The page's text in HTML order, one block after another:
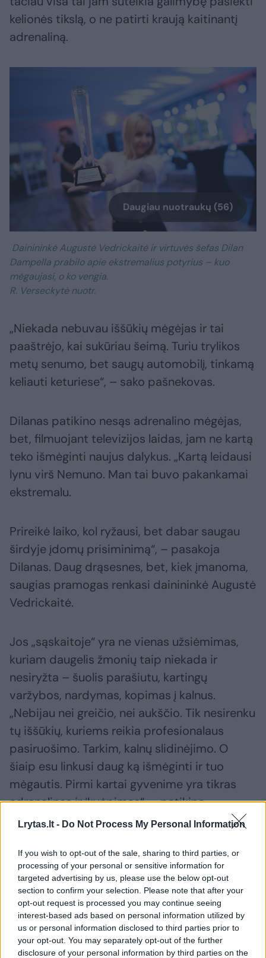
Lrytas.lt - Do Not Process My Personal Information
If you wish to opt-out of the sale, sharing to third parties, or
processing of your personal or sensitive information for
targeted advertising by us, please use the below opt-out
section to confirm your selection. Please note that after your
opt-out request is processed you may continue seeing
interest-based ads based on personal information utilized by
us or personal information disclosed to third parties prior to
your opt-out. You may separately opt-out of the further
disclosure of your personal information by third parties on the
kelionės tikslą, o ne patirti kraują kaitinantį
adrenaliną.
Daugiau nuotraukų (56)
Dainininkė Augustė Vedrickaitė ir virtuvės šefas Dilan
Dampella prabilo apie ekstremalius potyrius – kuo
mėgaujasi, o ko vengia.
R. Verseckytė nuotr.
„Niekada nebuvau iššūkių mėgėjas ir tai
paaštrėjo, kai sukūriau šeimą. Turiu trylikos
metų senumo, bet saugų automobilį, tinkamą
keliauti keturiese“, – sako pašnekovas.
Dilanas patikino nesąs adrenalino mėgėjas,
bet, filmuojant televizijos laidas, jam ne kartą
teko išmėginti naujus dalykus. „Kartą leidausi
lynu virš Nemuno. Man tai buvo pakankamai
ekstremalu.
Prireikė laiko, kol ryžausi, bet dabar saugau
širdyje įdomų prisiminimą“, – pasakoja
Dilanas. Daug drąsesnes, bet, kiek įmanoma,
saugias pramogas renkasi dainininkė Augustė
Vedrickaitė.
Jos „sąskaitoje“ yra ne vienas užsiėmimas,
kuriam daugelis žmonių taip niekada ir
nesiryžta – šuolis parašiutu, kartingų
varžybos, nardymas, kopimas į kalnus.
„Nebijau nei greičio, nei aukščio. Tik nesirenku
tų iššūkių, kuriems reikia profesionalaus
pasiruošimo. Tarkim, kalnų slidinėjimo. O
šiaip esu linkusi daug ką išmėginti ir tuo
mėgautis. Pirmi kartai gyvenime yra tikras
adrenalinas ir įkvėpimas“, – patikino
pašnekovė.